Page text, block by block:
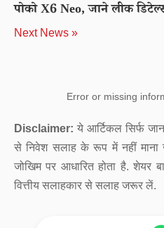
पोको X6 Neo, जाने लीक
Next News »
Error or missing
Disclaimer: ये आर्टिकल सिर्फ
से निवेश सलाह के रूप में नहीं माना
जोखिम पर आधारित होता है. शेयर
वित्तीय सलाहकार से सलाह जरूर लें.